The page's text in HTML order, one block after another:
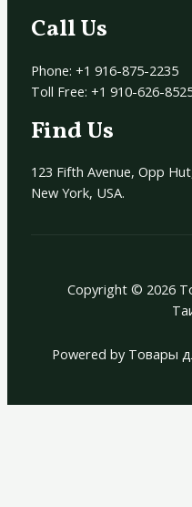
Call Us
Phone: +1 916-875-2235
Toll Free: +1 910-626-
Find Us
123 Fifth Avenue, Opp
New York, USA.
Copyright © 2026
Powered by Товары